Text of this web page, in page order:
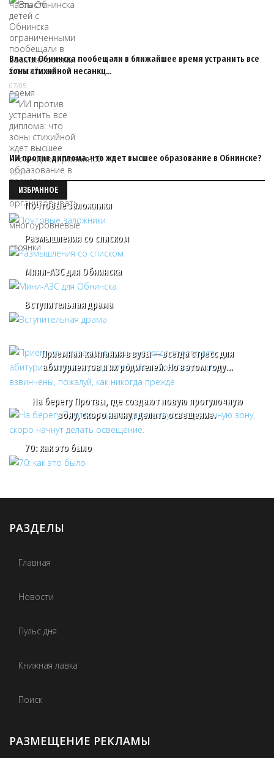
Власти Обнинска пообещали в ближайшее время устранить все
зоны стихийной несанкц…
07/05
ИИ против диплома: что ждет высшее образование в Обнинске?
16/07
ИЗБРАННОЕ
Почтовые заложники
Размышления со списком
Мини-АЗС для Обнинска
Вступительная драма
Приемная кампания в вузы — всегда стресс для
абитуриентов и их родителей. Но в этом году…
На берегу Протвы, где создают новую прогулочную
зону, скоро начнут делать освещение.
70: как это было
РАЗДЕЛЫ
Главная
Новости
Пульс дня
Книжная лавка
Поиск
РАЗМЕЩЕНИЕ РЕКЛАМЫ